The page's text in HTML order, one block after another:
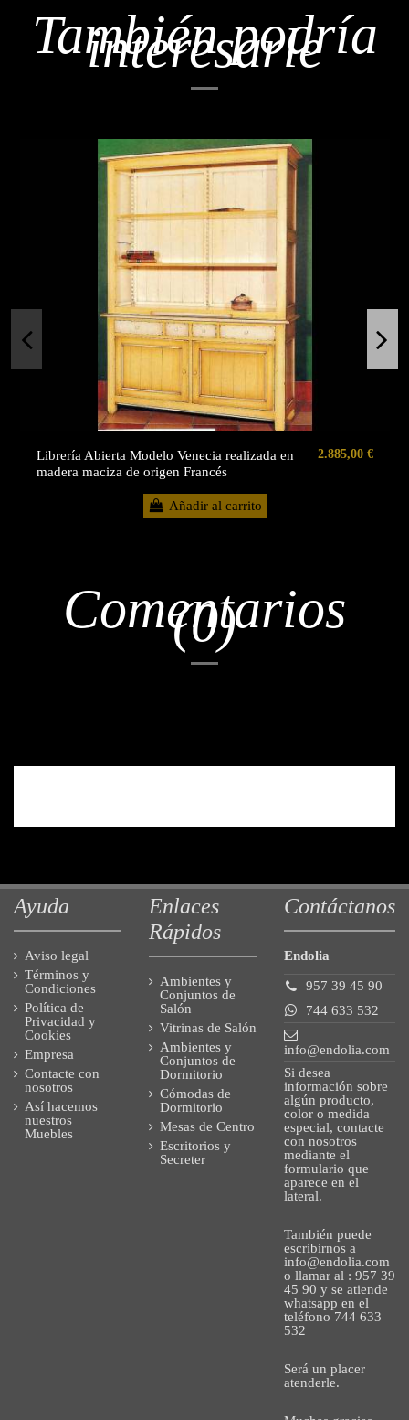
También podría
interesarle
Librería Abierta Modelo Venecia realizada en
madera maciza de origen Francés
2.885,00 €
Añadir al carrito
Comentarios
(0)
Ayuda
Aviso legal
Términos y
Condiciones
Política de
Privacidad y
Cookies
Empresa
Contacte con
nosotros
Así hacemos
nuestros
Muebles
Enlaces
Rápidos
Ambientes y
Conjuntos de
Salón
Vitrinas de Salón
Ambientes y
Conjuntos de
Dormitorio
Cómodas de
Dormitorio
Mesas de Centro
Escritorios y
Secreter
Contáctanos
Endolia
957 39 45 90
744 633 532
info@endolia.com
Si desea
información sobre
algún producto,
color o medida
especial, contacte
con nosotros
mediante el
formulario que
aparece en el
lateral.
También puede
escribirnos a
info@endolia.com
o llamar al : 957 39
45 90 y se atiende
whatsapp en el
teléfono 744 633
532
Será un placer
atenderle.